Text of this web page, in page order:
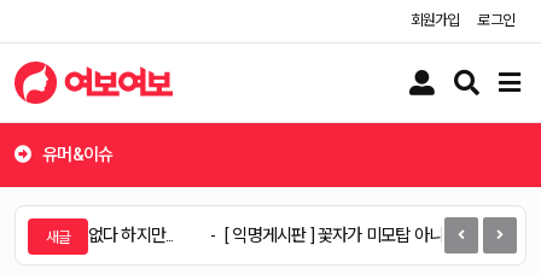
회원가입 로그인
유
버
검
버
메
버
유머&이슈
없다 재미없다 하지만... [ 익명게시판 ] 꽃자가 미모탑 아니라고 우기는 년